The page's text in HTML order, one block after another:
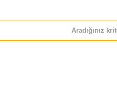
Aradığınız